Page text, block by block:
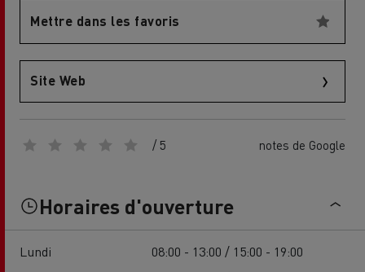
Mettre dans les favoris
Site Web
/ 5 notes de Google
Horaires d'ouverture
Lundi
08:00 - 13:00 / 15:00 - 19:00